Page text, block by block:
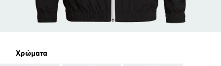
Χρώματα